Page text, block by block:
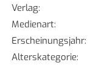
Verlag:
Medienart:
Erscheinungsjahr:
Alterskategorie: